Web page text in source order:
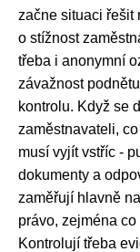
začne situaci řešit
o stížnost
třeba i anonymní
závažnost
kontrolu. Když se
zaměstnavateli,
musí vyjít vstříc -
dokumenty a
zaměřují hlavně
právo, zejména
Kontrolují třeba